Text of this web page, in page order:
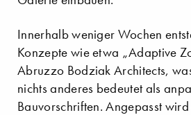
Innerhalb weniger Wochen
Konzepte wie etwa „Adaptive
Abruzzo Bodziak Architects,
nichts anderes bedeutet als
Bauvorschriften. Angepasst